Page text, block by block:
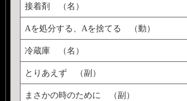
接着剤 （名）
Aを処分する、Aを捨てる （動）
冷蔵庫 （名）
とりあえず （副）
まさかの時のために （副）